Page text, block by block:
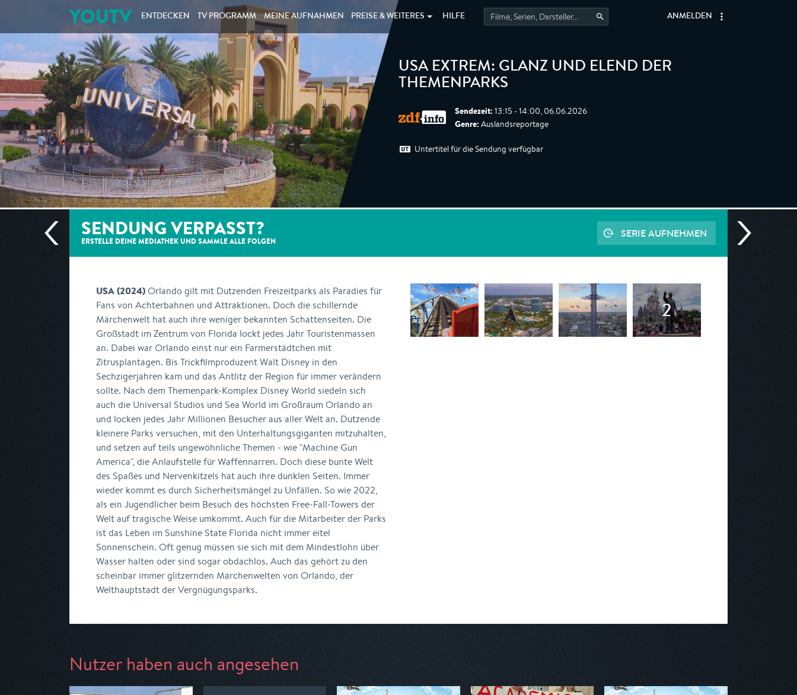
YOUTV ENTDECKEN TV PROGRAMM MEINEAUFNAHMEN PREISE & WEITERES HILFE ANMELDEN
USA EXTREM: GLANZ UND ELEND DER
THEMENPARKS
Sendezeit: 13:15 - 14:00, 06.06.2026
Genre: Auslandsreportage
Untertitel für die Sendung verfügbar
SENDUNG VERPASST?
ERSTELLE DEINE MEDIATHEK UND SAMMLE ALLE FOLGEN
SERIE AUFNEHMEN
USA (2024)Orlando gilt mit Dutzenden Freizeitparks als Paradies für
Fans von Achterbahnen und Attraktionen. Doch die schillernde
Märchenwelt hat auch ihre weniger bekannten Schattenseiten. Die
Großstadt im Zentrum von Florida lockt jedes Jahr Touristenmassen
an. Dabei war Orlando einst nur ein Farmerstädtchen mit
Zitrusplantagen. Bis Trickfilmproduzent Walt Disney in den
Sechzigerjahren kam und das Antlitz der Region für immer verändern
sollte. Nach dem Themenpark-Komplex Disney World siedeln sich
auch die Universal Studios und Sea World im Großraum Orlando an
und locken jedes Jahr Millionen Besucher aus aller Welt an. Dutzende
kleinere Parks versuchen, mit den Unterhaltungsgiganten mitzuhalten,
und setzen auf teils ungewöhnliche Themen - wie "Machine Gun
America", die Anlaufstelle für Waffennarren. Doch diese bunte Welt
des Spaßes und Nervenkitzels hat auch ihre dunklen Seiten. Immer
wieder kommt es durch Sicherheitsmängel zu Unfällen. So wie 2022,
als ein Jugendlicher beim Besuch des höchsten Free-Fall-Towers der
Welt auf tragische Weise umkommt. Auch für die Mitarbeiter der Parks
ist das Leben im Sunshine State Florida nicht immer eitel
Sonnenschein. Oft genug müssen sie sich mit dem Mindestlohn über
Wasser halten oder sind sogar obdachlos. Auch das gehört zu den
scheinbar immer glitzernden Märchenwelten von Orlando, der
Welthauptstadt der Vergnügungsparks.
Nutzer haben auch angesehen